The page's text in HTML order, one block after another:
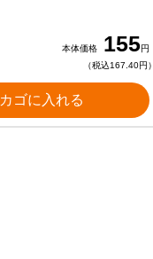
本体価格 155円
（税込167.40円）
カゴに入れる